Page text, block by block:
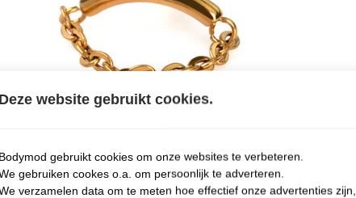
website gebruikt cookies.
gebruikt cookies om onze websites te verbeteren.
gebruiken cookes o.a. om persoonlijk te adverteren.
verzamelen data om te meten hoe effectief onze advertenties zijn,